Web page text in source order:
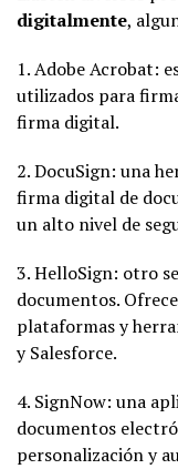
digitalmente,
1. Adobe Acrobat:
utilizados para
firma digital.
2. DocuSign: una
firma digital de
un alto nivel de
3. HelloSign: otro
documentos.
plataformas y
y Salesforce.
4. SignNow: una
documentos
personalización y